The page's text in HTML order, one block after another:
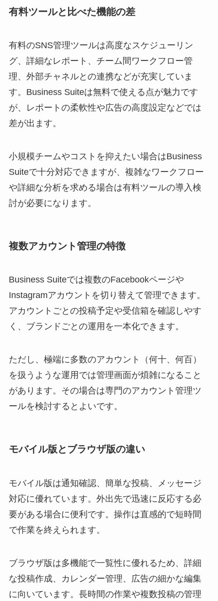
有料ツールと比べた機能の差
有料のSNS管理ツールは高度なスケジューリン
グ、詳細なレポート、チーム間ワークフロー管
理、外部チャネルとの連携などが充実していま
す。Business Suiteは無料で使える点が魅力です
が、レポートの柔軟性や広告の高度設定などでは
差が出ます。
小規模チームやコストを抑えたい場合はBusiness
Suiteで十分対応できますが、複雑なワークフロー
や詳細な分析を求める場合は有料ツールの導入検
討が必要になります。
複数アカウント管理の特徴
Business Suiteでは複数のFacebookページや
Instagramアカウントを切り替えて管理できます。
アカウントごとの投稿予定や受信箱を確認しやす
く、ブランドごとの運用を一本化できます。
ただし、極端に多数のアカウント（何十、何百）
を扱うような運用では管理画面が煩雑になること
があります。その場合は専門のアカウント管理ツ
ールを検討するとよいです。
モバイル版とブラウザ版の違い
モバイル版は通知確認、簡単な投稿、メッセージ
対応に優れています。外出先で迅速に反応する必
要がある場合に便利です。操作は直感的で短時間
で作業を終えられます。
ブラウザ版は多機能で一覧性に優れるため、詳細
な投稿作成、カレンダー管理、広告の細かな編集
に向いています。長時間の作業や複数投稿の管理